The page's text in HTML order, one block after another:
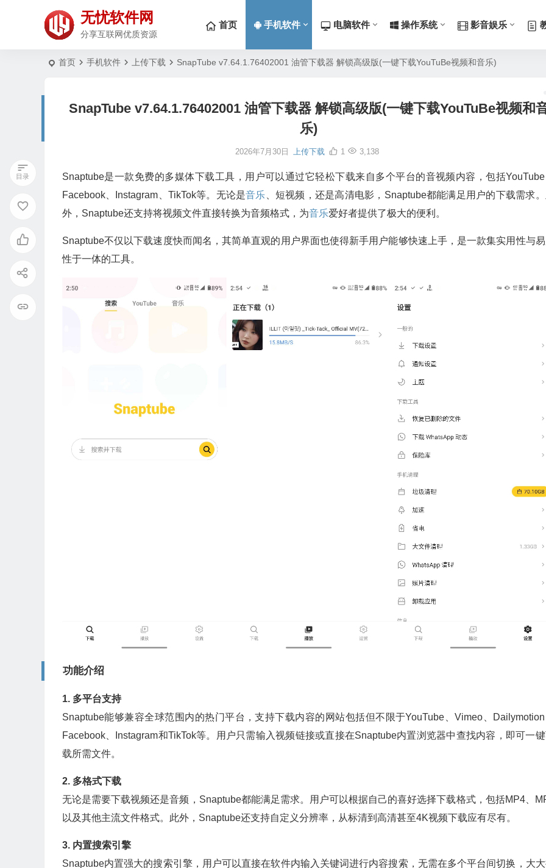
无忧软件网
分享互联网优质资源
首页 手机软件 电脑软件 操作系统 影音娱乐
首页 手机软件 上传下载 SnapTube v7.64.1.76402001 油管下载器 解锁高级版(一键下载YouTuBe视频和音乐)
SnapTube v7.64.1.76402001 油管下载器 解锁高级版(一键下载YouTuBe视频和
乐)
2026年7月30日 上传下载 3,138
1
Snaptube是一款免费的多媒体下载工具，用户可以通过它轻松下载来自多个平台的音视频内容，包括
Facebook、Instagram、TikTok等。无论是音乐 、短视频，还是高清电影，Snaptube都能满足用户的下载需求
外，Snaptube还支持将视频文件直接转换为音频格式，为音乐爱好者提供了极大的便利。
Snaptube不仅以下载速度快而闻名，其简单直观的用户界面也使得新手用户能够快速上手，是一款集实用性与
性于一体的工具。
功能介绍
1. 多平台支持
Snaptube能够兼容全球范围内的热门平台，支持下载内容的网站包括但不限于YouTube、Vimeo、
Facebook、Instagram和TikTok等。用户只需输入视频链接或直接在Snaptube内置浏览器中查找内容，即可一
载所需文件。
2. 多格式下载
无论是需要下载视频还是音频，Snaptube都能满足需求。用户可以根据自己的喜好选择下载格式，包括MP4、
以及其他主流文件格式。此外，Snaptube还支持自定义分辨率，从标清到高清甚至4K视频下载应有尽有。
3. 内置搜索引擎
Snaptube内置强大的搜索引擎，用户可以直接在软件内输入关键词进行内容搜索，无需在多个平台间切换，大